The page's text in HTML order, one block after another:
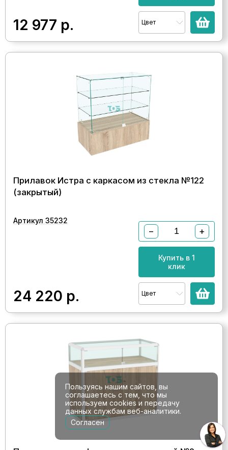
12 977 р. Цвет
Прилавок Истра с каркасом из стекла №122
(закрытый)
Артикул 35232
24 220 р.
− +
Купить в 1
клик
Цвет
Пользуясь нашим сайтов, вы
соглашаетесь с тем, что мы
используем cookies и передачу
данных службам веб-аналитики.
Согласен